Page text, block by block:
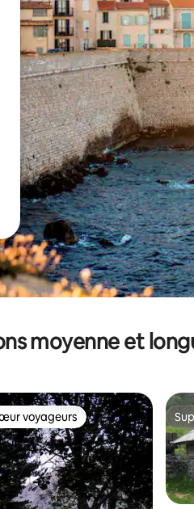
haut et vers le bas pour les
moyenne et
voyageurs les plus appréciés
voyageurs